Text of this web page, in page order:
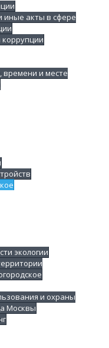
акты в сфере
коррупции
и месте
экологии
и охраны
Москвы